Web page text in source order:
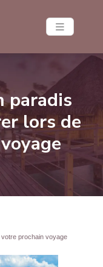
paradis
lors de
prochain voyage